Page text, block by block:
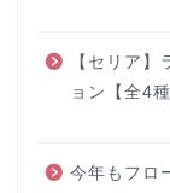
【セリア
ョン【全4種
今年もフロ